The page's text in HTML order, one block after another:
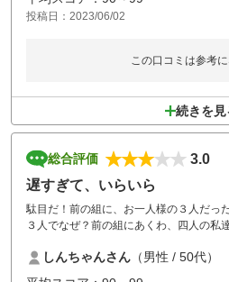
投稿日：2023/06/02
この口コミは参考
続きを見
総合評価
3.0
遅すぎて、いらいら
駄目だ！前の組に、お一人様の３人だっ
３人でなぜ？前の組にあくわ、四人の私
は、スルーの最後にして、邪魔や！
しんちゃんさん （男性 / 50代）